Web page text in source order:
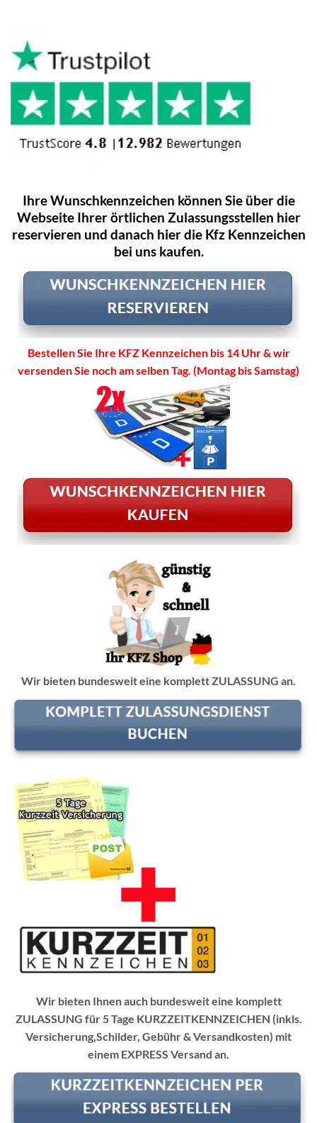
Ihre Wunschkennzeichen können Sie über die
Webseite Ihrer örtlichen Zulassungsstellen hier
reservieren und danach hier die Kfz Kennzeichen
bei uns kaufen.
Bestellen Sie Ihre KFZ Kennzeichen bis 14 Uhr & wir
versenden Sie noch am selben Tag. (Montag bis Samstag)
Wir bieten bundesweit eine komplett ZULASSUNG an.
Wir bieten Ihnen auch bundesweit eine komplett
ZULASSUNG für 5 Tage KURZZEITKENNZEICHEN (inkls.
Versicherung,Schilder, Gebühr & Versandkosten) mit
einem EXPRESS Versand an.